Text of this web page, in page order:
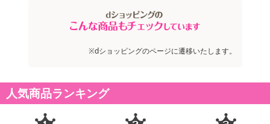
※dショッピングのページに遷移いたします。
人気商品ランキング